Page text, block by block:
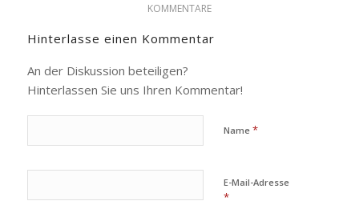
KOMMENTARE
Hinterlasse einen Kommentar
An der Diskussion beteiligen?
Hinterlassen Sie uns Ihren Kommentar!
Name *
E-Mail-Adresse
*